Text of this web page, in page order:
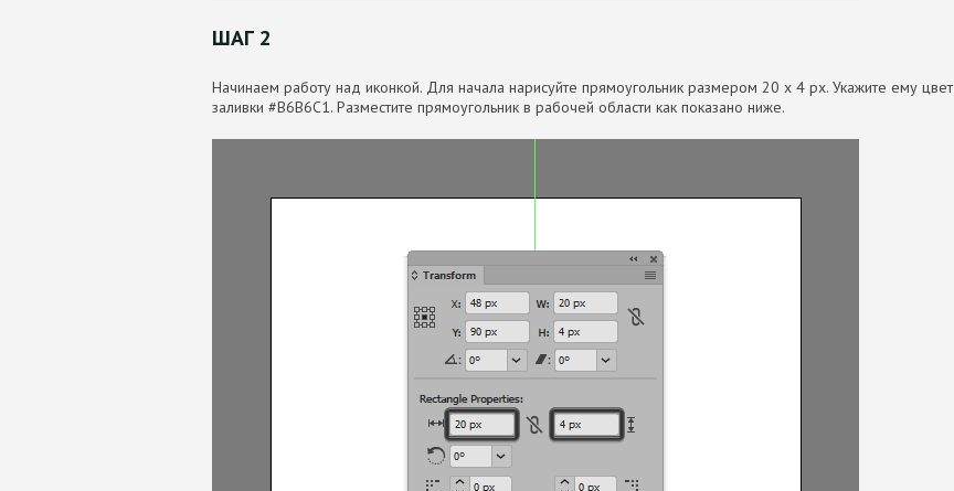
ШАГ 2
Начинаем работу над иконкой. Для начала нарисуйте прямоугольник размером 20 x 4 px. Укажите ему цвет
заливки #B6B6C1. Разместите прямоугольник в рабочей области как показано ниже.